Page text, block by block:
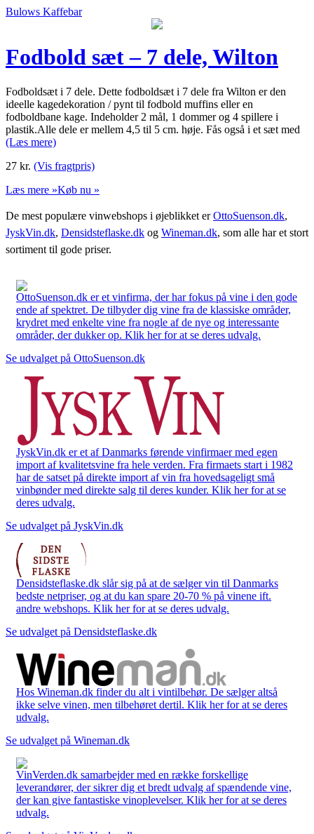
Bulows Kaffebar
Fodbold sæt – 7 dele, Wilton
Fodboldsæt i 7 dele. Dette fodboldsæt i 7 dele fra Wilton er den
ideelle kagedekoration / pynt til fodbold muffins eller en
fodboldbane kage. Indeholder 2 mål, 1 dommer og 4 spillere i
plastik.Alle dele er mellem 4,5 til 5 cm. høje. Fås også i et sæt med
(Læs mere)
27 kr. (Vis fragtpris)
Læs mere »Køb nu »
De mest populære vinwebshops i øjeblikket erOttoSuenson.dk,
JyskVin.dk, Densidsteflaske.dk og Wineman.dk, som alle har et stort
sortiment til gode priser.
OttoSuenson.dk er et vinfirma, der har fokus på vine i den gode
ende af spektret. De tilbyder dig vine fra de klassiske områder,
krydret med enkelte vine fra nogle af de nye og interessante
områder, der dukker op. Klik her for at se deres udvalg.
Se udvalget på OttoSuenson.dk
JyskVin.dk er et af Danmarks førende vinfirmaer med egen
import af kvalitetsvine fra hele verden. Fra firmaets start i 1982
har de satset på direkte import af vin fra hovedsageligt små
vinbønder med direkte salg til deres kunder. Klik her for at se
deres udvalg.
Se udvalget på JyskVin.dk
Densidsteflaske.dk slår sig på at de sælger vin til Danmarks
bedste netpriser, og at du kan spare 20-70 % på vinene ift.
andre webshops. Klik her for at se deres udvalg.
Se udvalget på Densidsteflaske.dk
Hos Wineman.dk finder du alt i vintilbehør. De sælger altså
ikke selve vinen, men tilbehøret dertil. Klik her for at se deres
udvalg.
Se udvalget på Wineman.dk
VinVerden.dk samarbejder med en række forskellige
leverandører, der sikrer dig et bredt udvalg af spændende vine,
der kan give fantastiske vinoplevelser. Klik her for at se deres
udvalg.